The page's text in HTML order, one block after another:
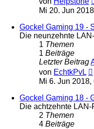
Mi 20. Jun
Gockel Gaming 19 -
Die neunzehnte
1 Themen
1 Beiträge
Letzter Beitrag
von EchtkPvL
Mi 6. Jun 2018,
Gockel Gaming 18 -
Die achtzehnte
2 Themen
4 Beiträge